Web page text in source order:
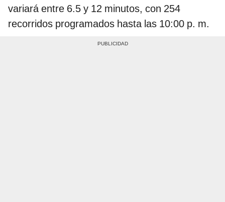
variará entre 6.5 y 12 minutos, con 254
recorridos programados hasta las 10:00 p. m.